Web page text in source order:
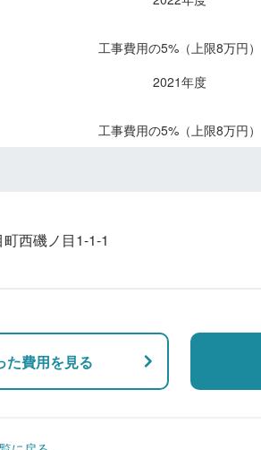
工事費用の5%（上限8万円）
2021年度
工事費用の5%（上限8万円）
西磯ノ目1-1-1
た費用を見る